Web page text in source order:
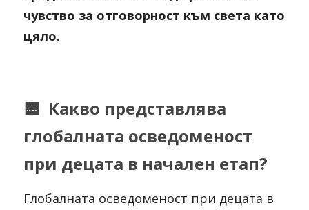
чувство за отговорност към света като
цяло.
🟨  Какво представлява
глобалната осведоменост
при децата в начален етап?
Глобалната осведоменост при децата в